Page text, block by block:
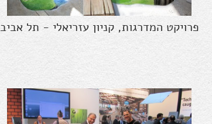
פרויקט המדרגות, קניון עזריאלי - תל אביב